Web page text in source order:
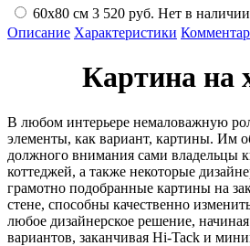
60х80 см 3 520 руб. Нет в наличии
Описание Характеристики
Картина на
В любом интерьере немаловажную
элементы, как вариант, картины. Им
должного внимания сами владельцы
коттеджей, а также некоторые
грамотно подобранные картины на
стене, способны качественно
любое дизайнерское решение,
вариантов, заканчивая Hi-Tack и